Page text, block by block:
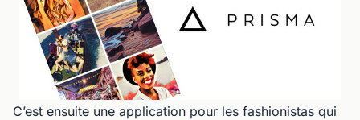
C’est ensuite une application pour les fashionistas qui